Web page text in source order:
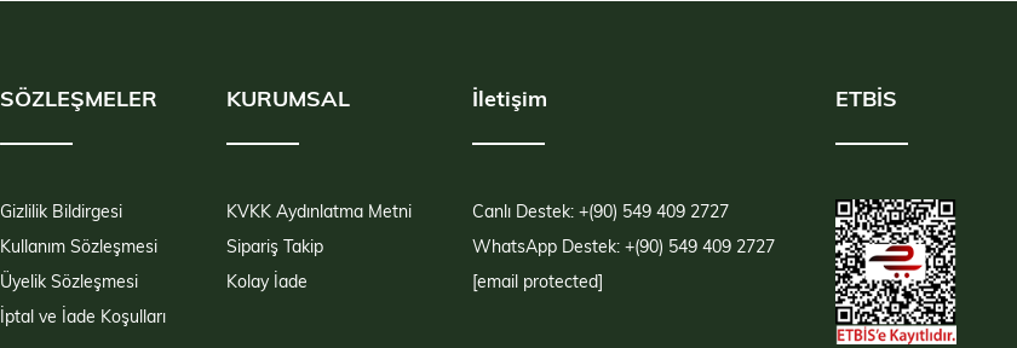
SÖZLEŞMELER
Gizlilik Bildirgesi
Kullanım Sözleşmesi
Üyelik Sözleşmesi
İptal ve İade Koşulları
KURUMSAL
KVKK Aydınlatma Metni
Sipariş Takip
Kolay İade
İletişim
Canlı Destek: +(90) 549 409 2727
WhatsApp Destek: +(90) 549 409 2727
[email protected]
ETBİS